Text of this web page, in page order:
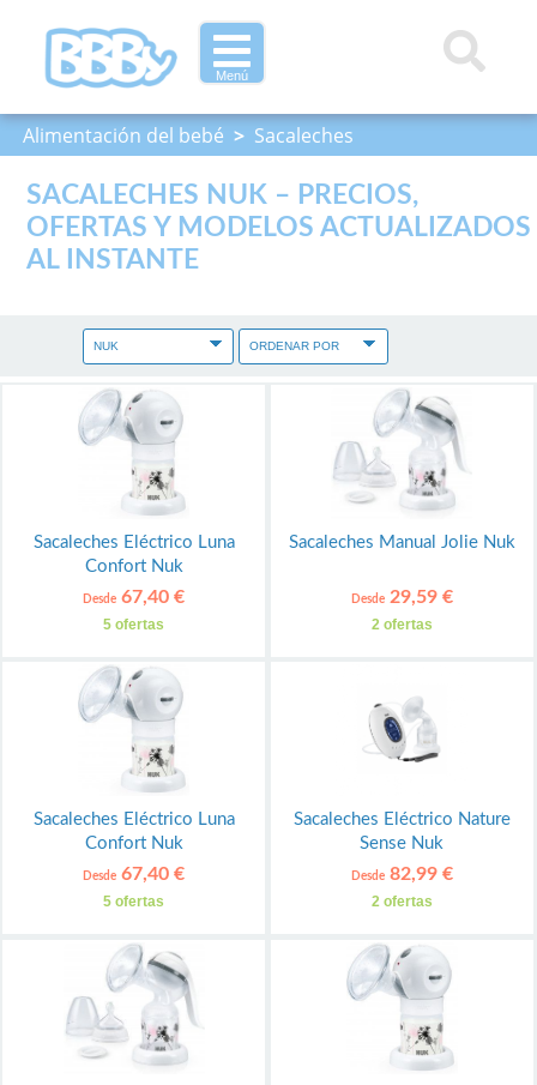
Menú
Alimentación del bebé > Sacaleches
SACALECHES NUK – PRECIOS,
OFERTAS Y MODELOS ACTUALIZADOS
AL INSTANTE
Sacaleches Eléctrico Luna
Confort Nuk
Desde 67,40 €
5 ofertas
Sacaleches Manual Jolie Nuk
Desde29,59 €
2 ofertas
Sacaleches Eléctrico Luna
Confort Nuk
Desde 67,40 €
5 ofertas
Sacaleches Eléctrico Nature
Sense Nuk
Desde82,99 €
2 ofertas